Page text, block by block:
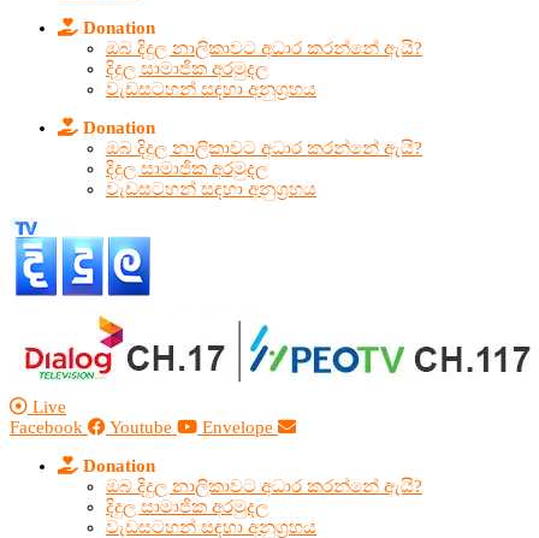
Donation
ඔබ දිදුල නාලිකාවට අධාර කරන්නේ ඇයි?
දිදුල සාමාජික අරමුදල
වැඩසටහන් සඳහා අනුග්‍රහය
Donation
ඔබ දිදුල නාලිකාවට අධාර කරන්නේ ඇයි?
දිදුල සාමාජික අරමුදල
වැඩසටහන් සඳහා අනුග්‍රහය
Live
Facebook
Youtube Envelope
Donation
ඔබ දිදුල නාලිකාවට අධාර කරන්නේ ඇයි?
දිදුල සාමාජික අරමුදල
වැඩසටහන් සඳහා අනුග්‍රහය